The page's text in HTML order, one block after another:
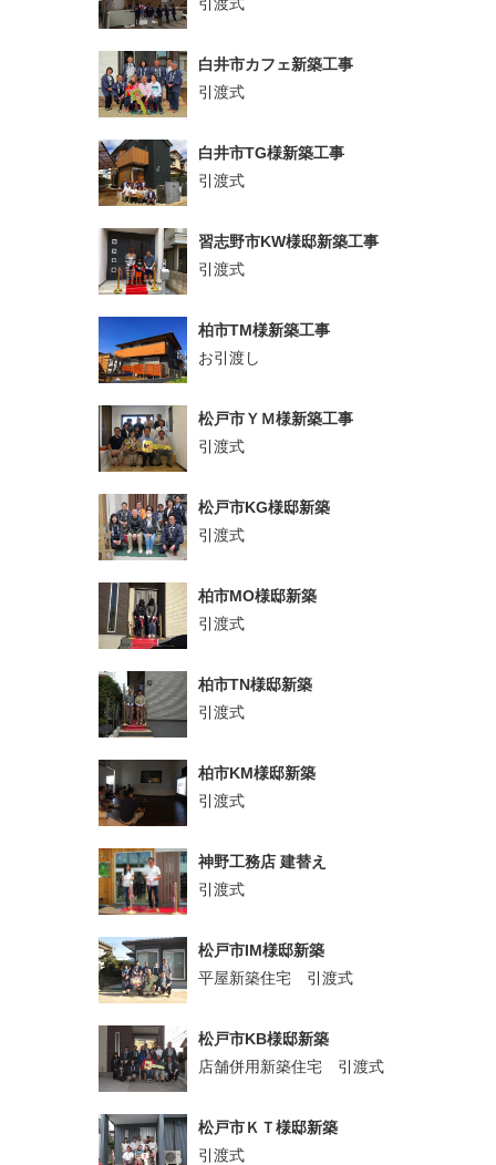
白井市カフェ新築工事
引渡式
白井市TG様新築工事
引渡式
習志野市KW様邸新築工事
引渡式
柏市TM様新築工事
お引渡し
松戸市ＹＭ様新築工事
引渡式
松戸市KG様邸新築
引渡式
柏市MO様邸新築
引渡式
柏市TN様邸新築
引渡式
柏市KM様邸新築
引渡式
神野工務店 建替え
引渡式
松戸市IM様邸新築
平屋新築住宅 引渡式
松戸市KB様邸新築
店舗併用新築住宅 引渡式
松戸市ＫＴ様邸新築
引渡式